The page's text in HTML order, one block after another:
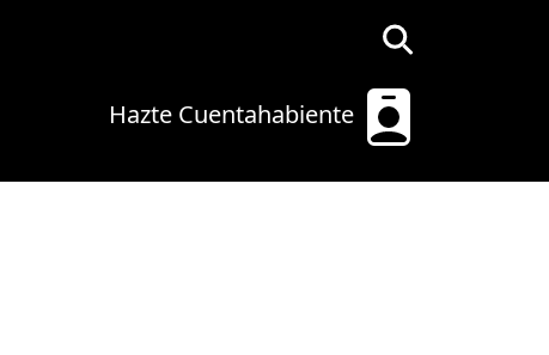
Hazte Cuentahabiente